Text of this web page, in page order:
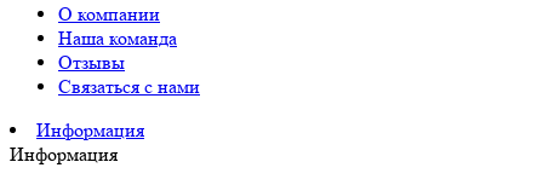
О компании
Наша команда
Отзывы
Связаться с нами
Информация
Информация